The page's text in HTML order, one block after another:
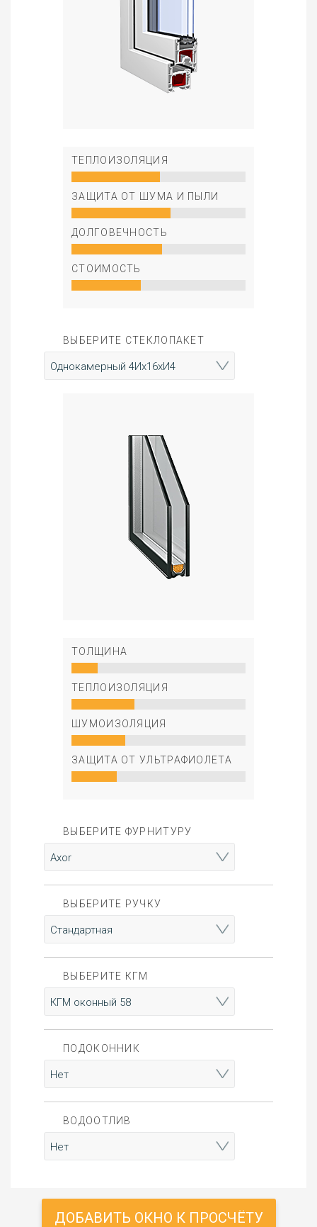
ТЕПЛОИЗОЛЯЦИЯ
ЗАЩИТА ОТ ШУМА И ПЫЛИ
ДОЛГОВЕЧНОСТЬ
СТОИМОСТЬ
ВЫБЕРИТЕ СТЕКЛОПАКЕТ
ТОЛЩИНА
ТЕПЛОИЗОЛЯЦИЯ
ШУМОИЗОЛЯЦИЯ
ЗАЩИТА ОТ УЛЬТРАФИОЛЕТА
ВЫБЕРИТЕ ФУРНИТУРУ
ВЫБЕРИТЕ РУЧКУ
ВЫБЕРИТЕ КГМ
ПОДОКОННИК
ВОДООТЛИВ
ДОБАВИТЬ ОКНО К ПРОСЧЁТУ